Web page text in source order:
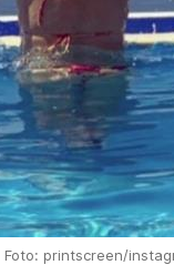
Foto: printscreen/